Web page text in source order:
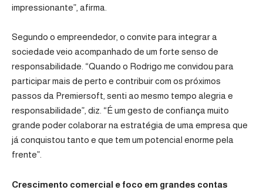
impressionante”, afirma.
Segundo o empreendedor, o convite para integrar a
sociedade veio acompanhado de um forte senso de
responsabilidade. “Quando o Rodrigo me convidou para
participar mais de perto e contribuir com os próximos
passos da Premiersoft, senti ao mesmo tempo alegria e
responsabilidade”, diz. “É um gesto de confiança muito
grande poder colaborar na estratégia de uma empresa que
já conquistou tanto e que tem um potencial enorme pela
frente”.
Crescimento comercial e foco em grandes contas